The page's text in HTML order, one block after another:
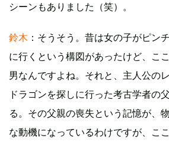
シーンもありました（笑）。
鈴木 ：そうそう。昔は女の子がピン
に行くという構図があったけど、こ
男なんですよね。それと、主人公の
ドラゴンを探しに行った考古学者の
る。その父親の喪失という記憶が、
な動機になっているわけですが、こ